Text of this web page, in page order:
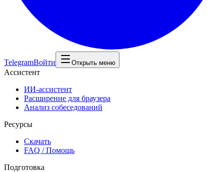
TelegramВойти Открыть меню
Ассистент
ИИ-ассистент
Расширение для браузера
Анализ собеседований
Ресурсы
Скачать
FAQ / Помощь
Подготовка